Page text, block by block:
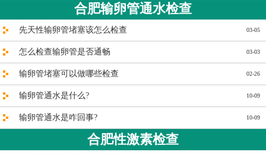
合肥输卵管通水检查
03-05
先天性输卵管堵塞该怎么检查
03-03
怎么检查输卵管是否通畅
02-26
输卵管堵塞可以做哪些检查
10-09
输卵管通水是什么?
10-09
输卵管通水是咋回事?
合肥性激素检查